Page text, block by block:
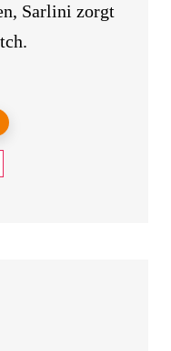
Sarlini zorgt